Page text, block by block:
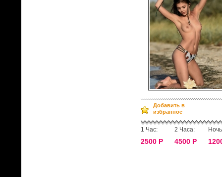
Добавить в
избранное
1 Час:
2500 Р
2 Часа:
4500 Р